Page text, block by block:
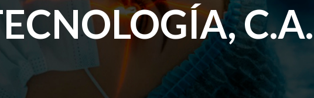
C.A.